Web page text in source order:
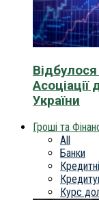
України
Гроші та
All
Банки
Курс